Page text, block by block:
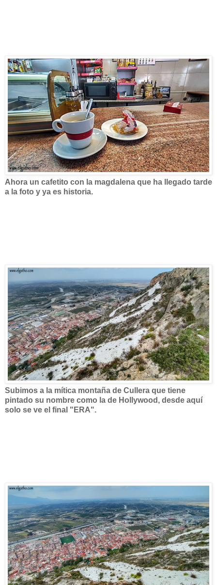
Ahora un cafetito con la magdalena que ha llegado tarde
a la foto y ya es historia.
Subimos a la mítica montaña de Cullera que tiene
pintado su nombre como la de Hollywood, desde aquí
solo se ve el final "ERA".